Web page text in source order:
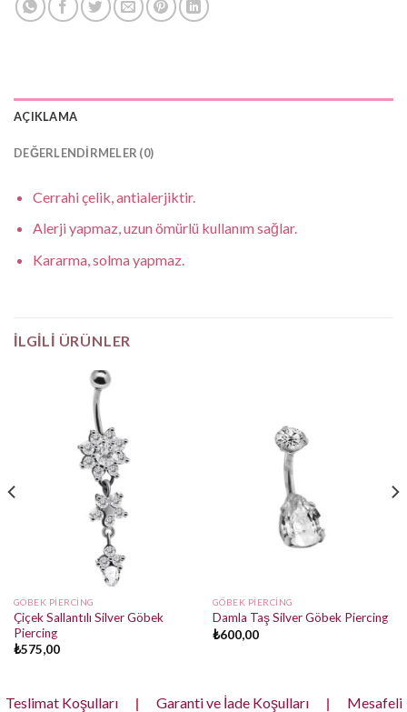
AÇIKLAMA
DEĞERLENDIRMELER (0)
Cerrahi çelik, antialerjiktir.
Alerji yapmaz, uzun ömürlü kullanım sağlar.
Kararma, solma yapmaz.
İLGILI ÜRÜNLER
GÖBEK PIERCING
Çiçek Sallantılı Silver Göbek
Piercing
₺575,00
GÖBEK PIERCING
Damla Taş Silver Göbek Piercing
₺600,00
Teslimat Koşulları | Garanti ve İade Koşulları | Mesafeli